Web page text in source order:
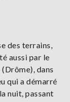
des terrains,
aussi par le
dans
qui a démarré
nuit, passant